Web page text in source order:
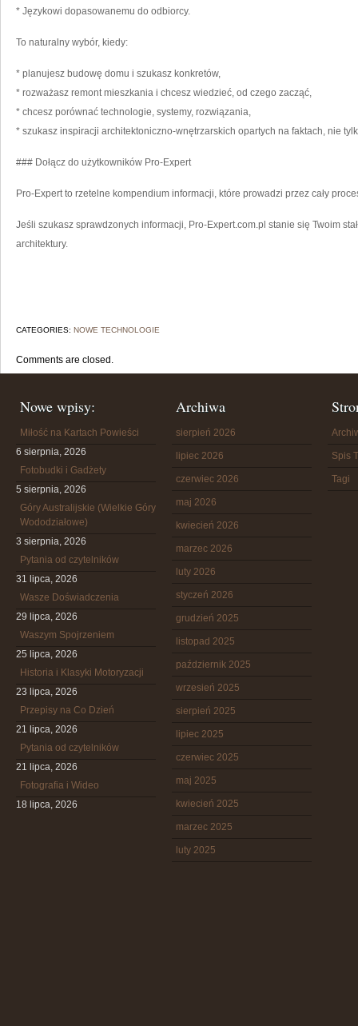
* Językowi dopasowanemu do odbiorcy.
To naturalny wybór, kiedy:
* planujesz budowę domu i szukasz konkretów,
* rozważasz remont mieszkania i chcesz wiedzieć, od czego zacząć,
* chcesz porównać technologie, systemy, rozwiązania,
* szukasz inspiracji architektoniczno-wnętrzarskich opartych na faktach, nie
### Dołącz do użytkowników Pro-Expert
Pro-Expert to rzetelne kompendium informacji, które prowadzi przez cały
Jeśli szukasz sprawdzonych informacji, Pro-Expert.com.pl stanie się Twoim
architektury.
CATEGORIES: NOWE TECHNOLOGIE
Comments are closed.
Nowe wpisy:
Miłość na Kartach Powieści
6 sierpnia, 2026
Fotobudki i Gadżety
5 sierpnia, 2026
Góry Australijskie (Wielkie Góry
Wododziałowe)
3 sierpnia, 2026
Pytania od czytelników
31 lipca, 2026
Wasze Doświadczenia
29 lipca, 2026
Waszym Spojrzeniem
25 lipca, 2026
Historia i Klasyki Motoryzacji
23 lipca, 2026
Przepisy na Co Dzień
21 lipca, 2026
Pytania od czytelników
21 lipca, 2026
Fotografia i Wideo
18 lipca, 2026
Archiwa
sierpień 2026
lipiec 2026
czerwiec 2026
maj 2026
kwiecień 2026
marzec 2026
luty 2026
styczeń 2026
grudzień 2025
listopad 2025
październik 2025
wrzesień 2025
sierpień 2025
lipiec 2025
czerwiec 2025
maj 2025
kwiecień 2025
marzec 2025
luty 2025
Spis
Tagi